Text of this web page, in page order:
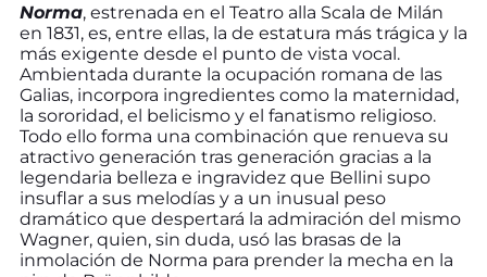
Norma, estrenada en el Teatro alla Scala de Milán
en 1831, es, entre ellas, la de estatura más trágica y la
más exigente desde el punto de vista vocal.
Ambientada durante la ocupación romana de las
Galias, incorpora ingredientes como la maternidad,
la sororidad, el belicismo y el fanatismo religioso.
Todo ello forma una combinación que renueva su
atractivo generación tras generación gracias a la
legendaria belleza e ingravidez que Bellini supo
insuflar a sus melodías y a un inusual peso
dramático que despertará la admiración del mismo
Wagner, quien, sin duda, usó las brasas de la
inmolación de Norma para prender la mecha en la